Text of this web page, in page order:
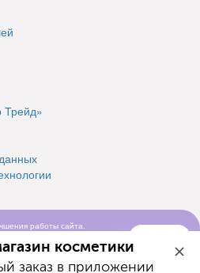
работы сайта.
косметики
заказ в приложении